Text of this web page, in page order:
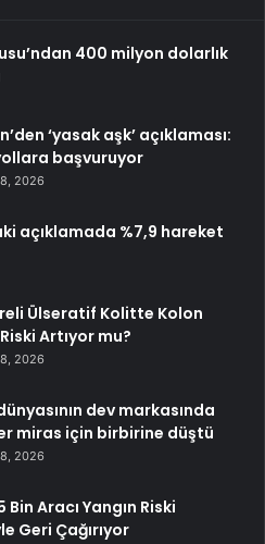
400 milyon dolarlık
‘yasak aşk’ açıklaması:
başvuruyor
2026
açıklamada %7,9 hareket
Ülseratif Kolitte Kolon
Artıyor mu?
2026
dev markasında
miras için birbirine düştü
2026
Bin Aracı Yangın Riski
Geri Çağırıyor